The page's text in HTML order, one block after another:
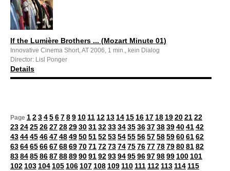
If the Lumière Brothers ... (Mozart Minute 01)
Innovative Cinema Short, AT 2006, 1 min., kein Dialog
Director: Lisl Ponger
Details
Page 123456789 10 11 12 13 14 15 16 17 18 19202122
2324252627282930313233343536373839404142
4344454647484950515253545556575859606162
6364656667686970717273747576777879808182
8384858687888990919293949596979899 100 101
102 103 104 105 106 107 108 109 110 111 112 113 114 115